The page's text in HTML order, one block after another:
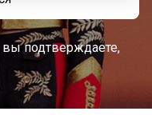
подтверждаете,